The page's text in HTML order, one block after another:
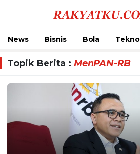
News Bisnis Bola Tekno
Topik Berita : MenPAN-RB